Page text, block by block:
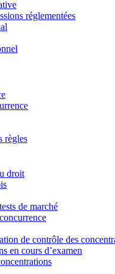
réglementées
règles
droit
de marché
de contrôle des
en cours d’examen